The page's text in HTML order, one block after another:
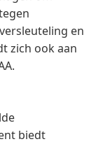
en
zich ook aan
biedt